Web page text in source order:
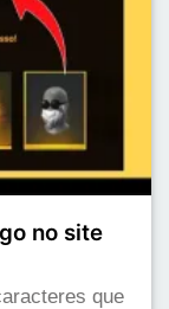
no site
que